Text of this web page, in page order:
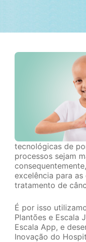
tecnológicas de
processos sejam
excelência para
tratamento de
É por isso
Plantões e Escala
Escala App, e
Inovação do